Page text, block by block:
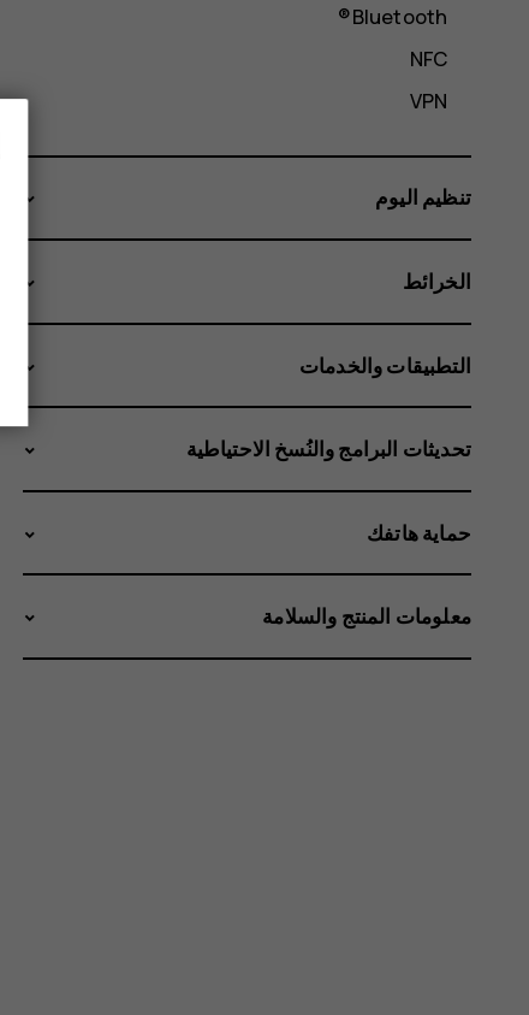
Bluetooth®
NFC
VPN
تنظيم اليوم
الخرائط
التطبيقات والخدمات
تحديثات البرامج والنُسخ الاحتياطية
حماية هاتفك
معلومات المنتج والسلامة